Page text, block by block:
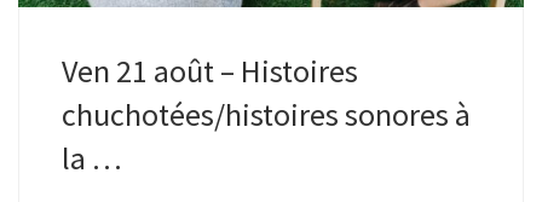
Ven 21 août – Histoires
chuchotées/histoires sonores à
la …